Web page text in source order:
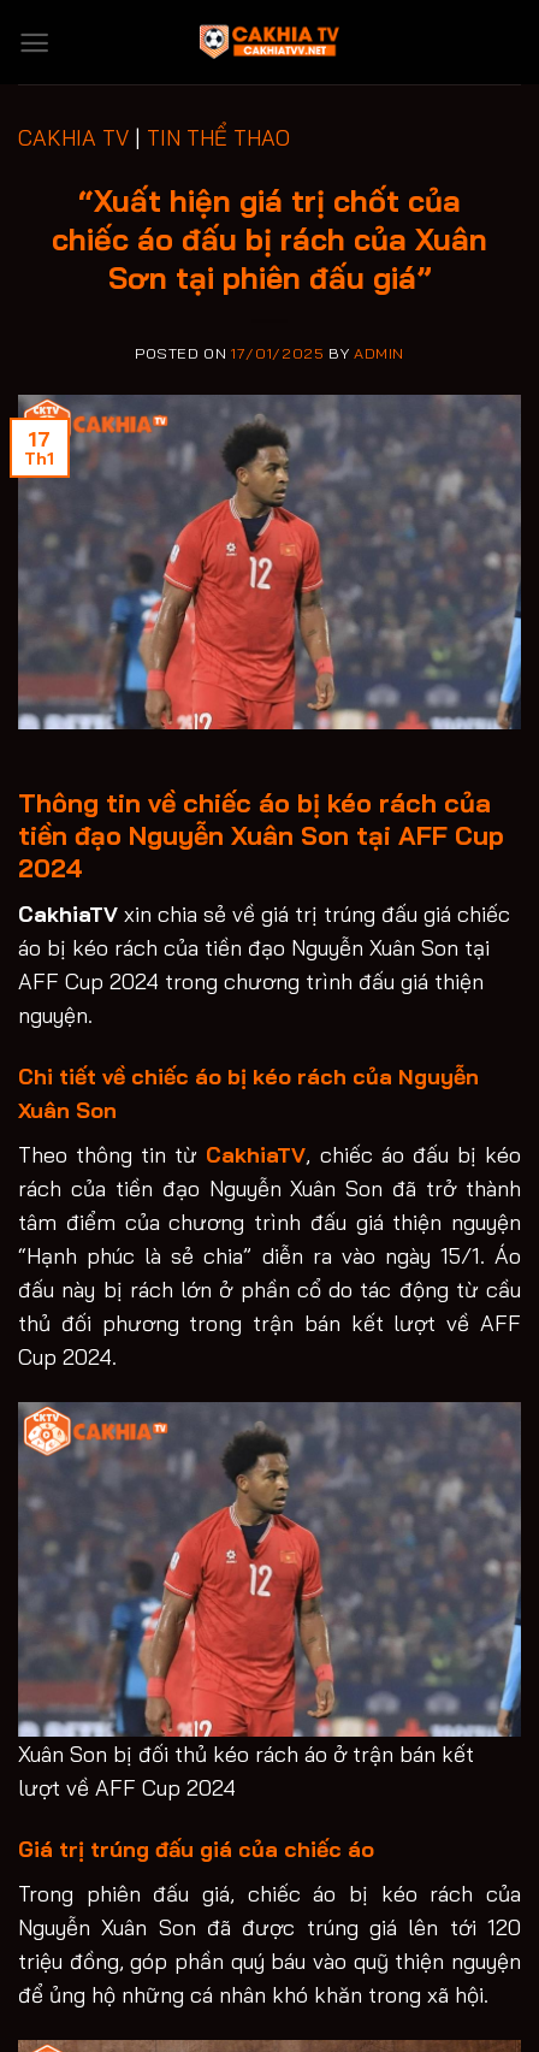
content
CAKHIA TV | TIN THỂ THAO
“Xuất hiện giá trị chốt của
chiếc áo đấu bị rách của Xuân
Sơn tại phiên đấu giá”
POSTED ON17/01/2025 BY ADMIN
17
Th1
Thông tin về chiếc áo bị kéo rách của
tiền đạo Nguyễn Xuân Son tại AFF Cup
2024
CakhiaTV xin chia sẻ về giá trị trúng đấu giá chiếc
áo bị kéo rách của tiền đạo Nguyễn Xuân Son tại
AFF Cup 2024 trong chương trình đấu giá thiện
nguyện.
Chi tiết về chiếc áo bị kéo rách của Nguyễn
Xuân Son
Theo thông tin từ CakhiaTV, chiếc áo đấu bị kéo
rách của tiền đạo Nguyễn Xuân Son đã trở thành
tâm điểm của chương trình đấu giá thiện nguyện
“Hạnh phúc là sẻ chia” diễn ra vào ngày 15/1. Áo
đấu này bị rách lớn ở phần cổ do tác động từ cầu
thủ đối phương trong trận bán kết lượt về AFF
Cup 2024.
Xuân Son bị đối thủ kéo rách áo ở trận bán kết
lượt về AFF Cup 2024
Giá trị trúng đấu giá của chiếc áo
Trong phiên đấu giá, chiếc áo bị kéo rách của
Nguyễn Xuân Son đã được trúng giá lên tới 120
triệu đồng, góp phần quý báu vào quỹ thiện nguyện
để ủng hộ những cá nhân khó khăn trong xã hội.